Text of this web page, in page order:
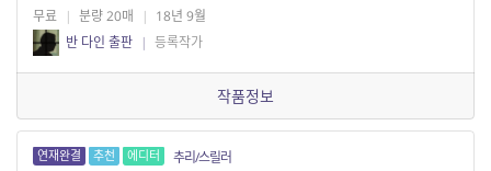
무료 | 분량 20매 | 18년 9월
반 다인 출판 | 등록작가
작품정보
연재완결 추천 에디터 추리/스릴러